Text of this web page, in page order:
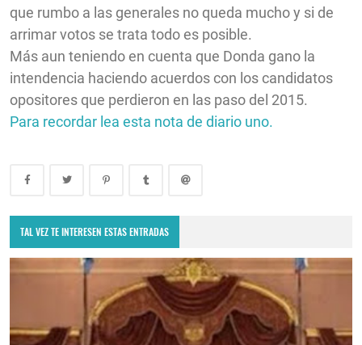
que rumbo a las generales no queda mucho y si de
arrimar votos se trata todo es posible.
Más aun teniendo en cuenta que Donda gano la
intendencia haciendo acuerdos con los candidatos
opositores que perdieron en las paso del 2015.
Para recordar lea esta nota de diario uno.
TAL VEZ TE INTERESEN ESTAS ENTRADAS